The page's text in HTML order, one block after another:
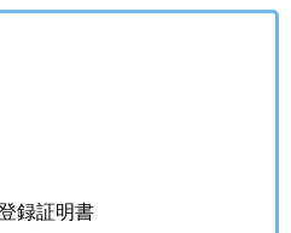
録証明書